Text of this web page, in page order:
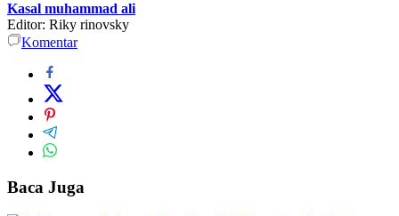
Kasal muhammad ali
Editor: Riky rinovsky
Komentar
Baca Juga